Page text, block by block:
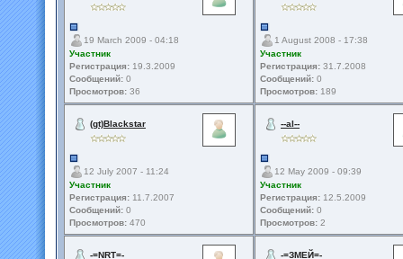
19 March 2009 - 04:18
Участник
Регистрация: 19.3.2009
Сообщений: 0
Просмотров: 36
1 August 2008 - 17:38
Участник
Регистрация: 31.7.2008
Сообщений: 0
Просмотров: 189
(gt)Blackstar
12 July 2007 - 11:24
Участник
Регистрация: 11.7.2007
Сообщений: 0
Просмотров: 470
--al--
12 May 2009 - 09:39
Участник
Регистрация: 12.5.2009
Сообщений: 0
Просмотров: 2
-=NRT=- -=ЗМЕЙ=-